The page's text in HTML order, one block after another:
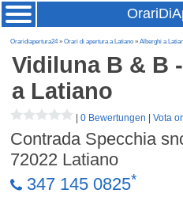
Oraridiapertura24»Orari di apertura a Latiano »Alberghi a
Vidiluna B & B
a Latiano
|0 Bewertungen |Vota
Contrada Specchia
72022 Latiano
347 145 0825*